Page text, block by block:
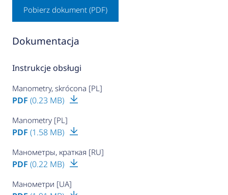
Pobierz dokument (PDF)
Dokumentacja
Instrukcje obsługi
Manometry, skrócona [PL]
PDF (0.23 MB)
Manometry [PL]
PDF (1.58 MB)
Манометры, краткая [RU]
PDF (0.22 MB)
Манометри [UA]